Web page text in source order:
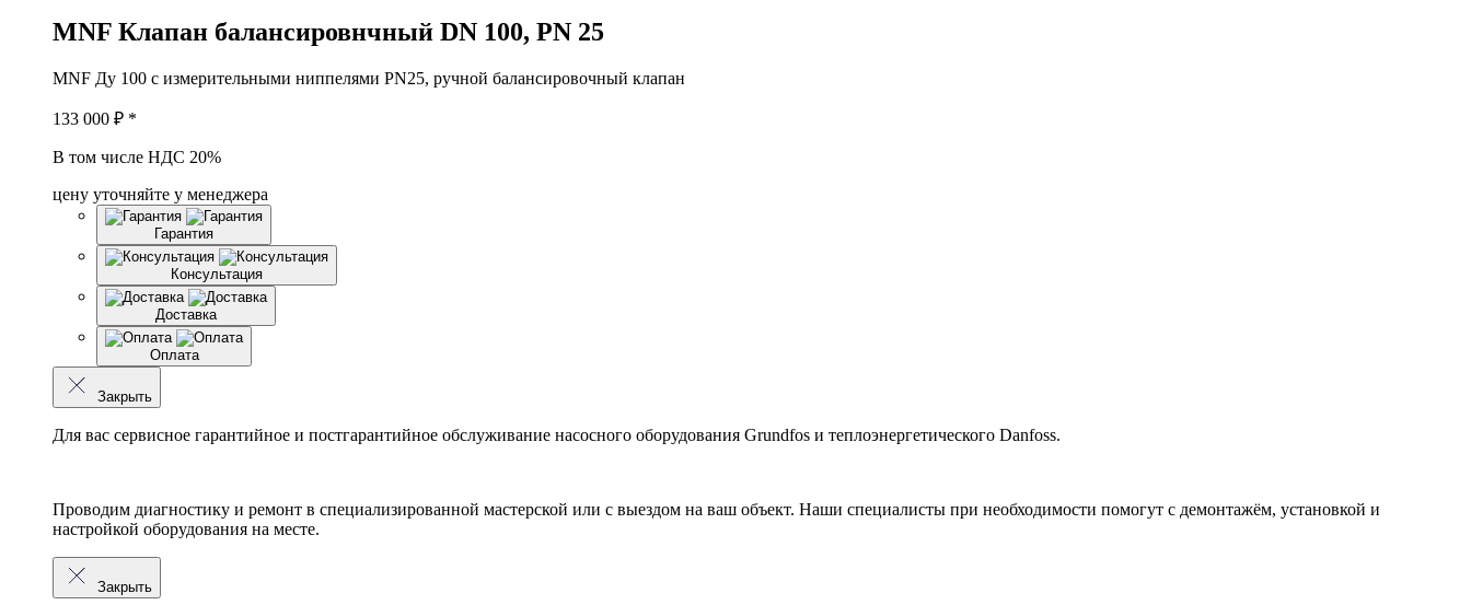
MNF Клапан балансировнчный DN 100, PN 25
MNF Ду 100 с измерительными ниппелями PN25, ручной балансировочный клапан
133 000 ₽ *
В том числе НДС 20%
цену уточняйте у менеджера
Гарантия
Консультация
Доставка
Оплата
Закрыть
Для вас сервисное гарантийное и постгарантийное обслуживание насосного оборудования Grundfos и теплоэнергетического Danfoss.
Проводим диагностику и ремонт в специализированной мастерской или с выездом на ваш объект. Наши специалисты при необходимости помогут с демонтажём, установкой и
настройкой оборудования на месте.
Закрыть